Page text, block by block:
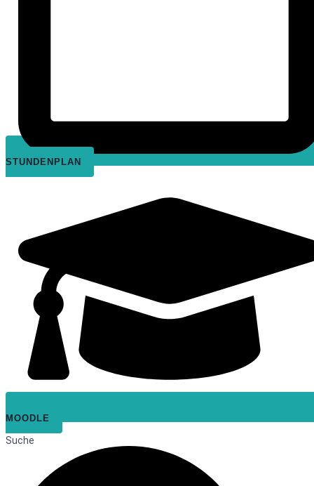
STUNDENPLAN
MOODLE
Suche